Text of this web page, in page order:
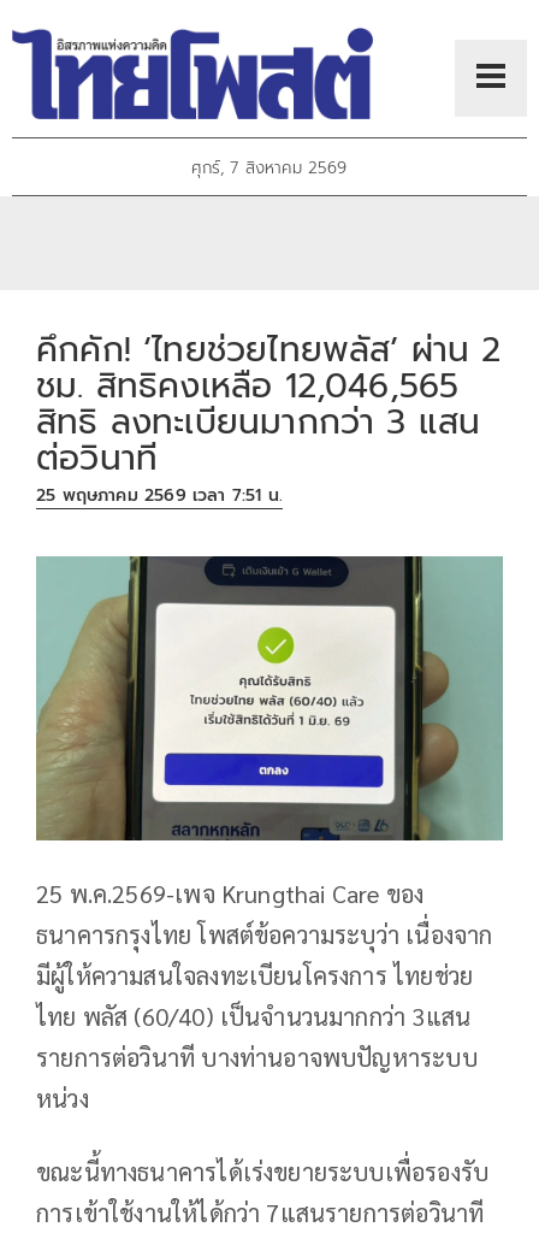
ศุกร์, 7 สิงหาคม 2569
คึกคัก! ‘ไทยช่วยไทยพลัส’ ผ่าน 2
ชม. สิทธิคงเหลือ 12,046,565
สิทธิ ลงทะเบียนมากกว่า 3 แสน
ต่อวินาที
25 พฤษภาคม 2569 เวลา 7:51 น.
25 พ.ค.2569-เพจ Krungthai Care ของ
ธนาคารกรุงไทย โพสต์ข้อความระบุว่า เนื่องจาก
มีผู้ให้ความสนใจลงทะเบียนโครงการ ไทยช่วย
ไทย พลัส (60/40) เป็นจำนวนมากกว่า 3แสน
รายการต่อวินาที บางท่านอาจพบปัญหาระบบ
หน่วง
ขณะนี้ทางธนาคารได้เร่งขยายระบบเพื่อรองรับ
การเข้าใช้งานให้ได้กว่า 7แสนรายการต่อวินาที